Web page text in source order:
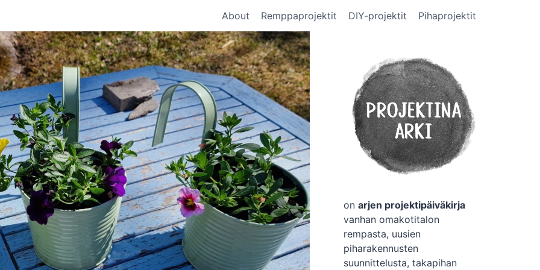
About Remppaprojektit DIY-projektit Pihaprojektit
on arjen projektipäiväkirja
vanhan omakotitalon
rempasta, uusien
piharakennusten
suunnittelusta, takapihan